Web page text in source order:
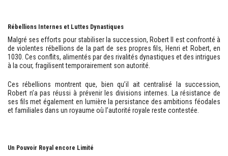
Rébellions Internes et Luttes Dynastiques
Malgré ses efforts pour stabiliser la succession, Robert II est confronté à
de violentes rébellions de la part de ses propres fils, Henri et Robert, en
1030. Ces conflits, alimentés par des rivalités dynastiques et des intrigues
à la cour, fragilisent temporairement son autorité.
Ces rébellions montrent que, bien qu’il ait centralisé la succession,
Robert n’a pas réussi à prévenir les divisions internes. La résistance de
ses fils met également en lumière la persistance des ambitions féodales
et familiales dans un royaume où l’autorité royale reste contestée.
Un Pouvoir Royal encore Limité